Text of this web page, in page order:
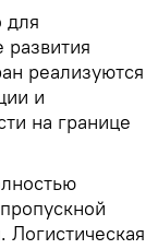
для
развития
реализуются
и
на границе
Логистическая